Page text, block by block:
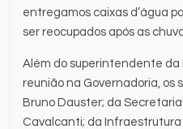
entregamos caixas d’água
ser reocupados após as
Além do superintendente da
reunião na Governadoria, os
Bruno Dauster; da
Cavalcanti; da